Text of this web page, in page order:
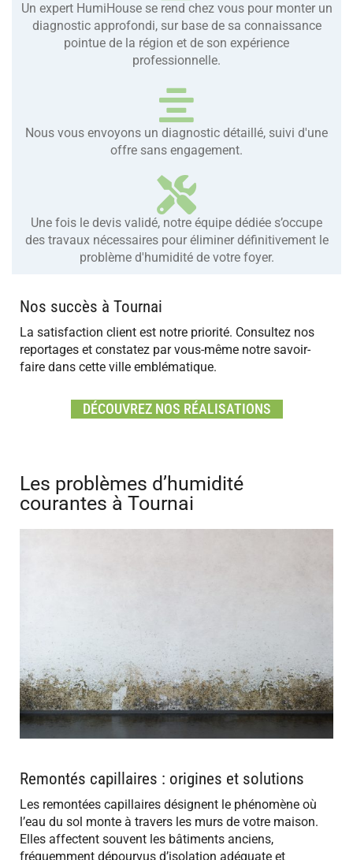
Un expert HumiHouse se rend chez vous pour monter un
diagnostic approfondi, sur base de sa connaissance
pointue de la région et de son expérience
professionnelle.
Nous vous envoyons un diagnostic détaillé, suivi d'une
offre sans engagement.
Une fois le devis validé, notre équipe dédiée s’occupe
des travaux nécessaires pour éliminer définitivement le
problème d'humidité de votre foyer.
Nos succès à Tournai
La satisfaction client est notre priorité. Consultez nos
reportages et constatez par vous-même notre savoir-
faire dans cette ville emblématique.
DÉCOUVREZ NOS RÉALISATIONS
Les problèmes d’humidité
courantes à Tournai
Remontés capillaires : origines et solutions
Les remontées capillaires désignent le phénomène où
l’eau du sol monte à travers les murs de votre maison.
Elles affectent souvent les bâtiments anciens,
fréquemment dépourvus d’isolation adéquate et